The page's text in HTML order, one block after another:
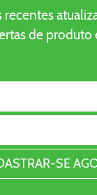
recentes
de produto